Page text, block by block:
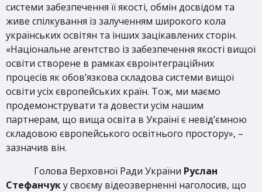
системи забезпечення її якості, обмін досвідом та
живе спілкування із залученням широкого кола
українських освітян та інших зацікавлених сторін.
«Національне агентство із забезпечення якості вищої
освіти створене в рамках євроінтеграційних
процесів як обов’язкова складова системи вищої
освіти усіх європейських країн. Тож, ми маємо
продемонструвати та довести усім нашим
партнерам, що вища освіта в Україні є невід’ємною
складовою європейського освітнього простору», –
зазначив він.
Голова Верховної Ради України Руслан
Стефанчуку своєму відеозверненні наголосив, що